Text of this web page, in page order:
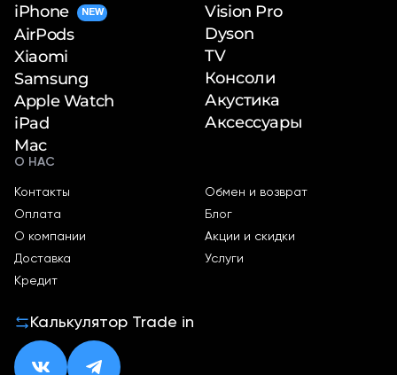
iPhone NEW
AirPods
Xiaomi
Samsung
Apple Watch
iPad
Mac
Vision Pro
Dyson
TV
Консоли
Акустика
Аксессуары
О НАС
Контакты
Оплата
О компании
Доставка
Кредит
Обмен и возврат
Блог
Акции и скидки
Услуги
Калькулятор Trade in